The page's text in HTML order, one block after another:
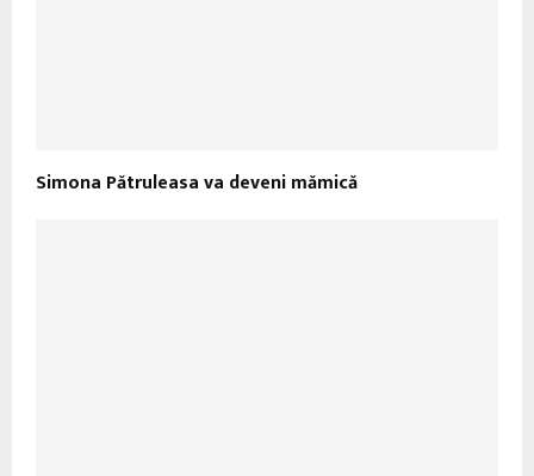
Simona Pătruleasa va deveni mămică